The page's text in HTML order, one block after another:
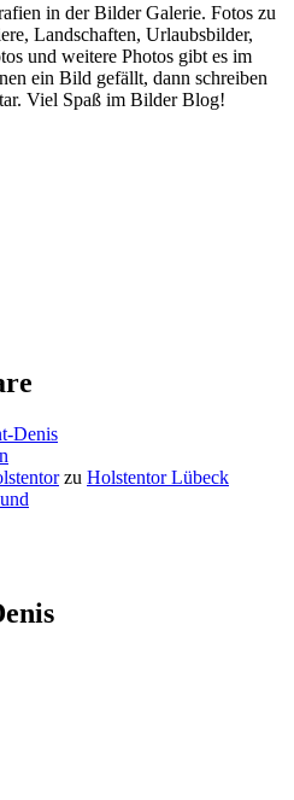
in der Bilder Galerie. Fotos zu
Landschaften, Urlaubsbilder,
und weitere Photos gibt es im
ein Bild gefällt, dann schreiben
Viel Spaß im Bilder Blog!
Denis
zu Holstentor Lübeck